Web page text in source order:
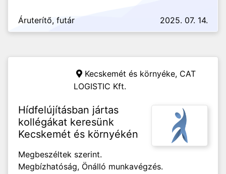
Áruterítő, futár 2025. 07. 14.
Kecskemét és környéke, CAT
LOGISTIC Kft.
Hídfelújításban jártas
kollégákat keresünk
Kecskemét és környékén
Megbeszéltek szerint.
Megbízhatóság, Önálló munkavégzés.